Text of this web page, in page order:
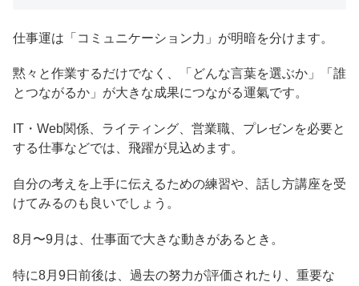
仕事運は「コミュニケーション力」が明暗を分けます。
黙々と作業するだけでなく、「どんな言葉を選ぶか」「誰
とつながるか」が大きな成果につながる運氣です。
IT・Web関係、ライティング、営業職、プレゼンを必要と
する仕事などでは、飛躍が見込めます。
自分の考えを上手に伝えるための練習や、話し方講座を受
けてみるのも良いでしょう。
8月〜9月は、仕事面で大きな動きがあるとき。
特に8月9日前後は、過去の努力が評価されたり、重要な